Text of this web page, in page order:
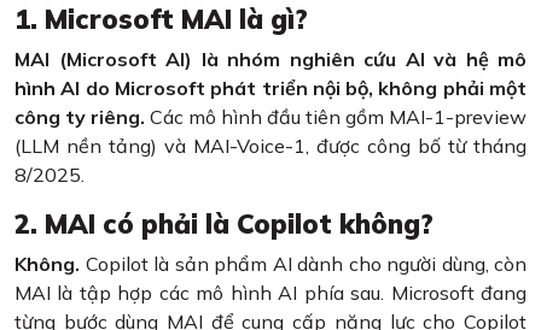
1. Microsoft MAI là gì?
MAI (Microsoft AI) là nhóm nghiên cứu AI và hệ mô
hình AI do Microsoft phát triển nội bộ, không phải một
công ty riêng. Các mô hình đầu tiên gồm MAI-1-preview
(LLM nền tảng) và MAI-Voice-1, được công bố từ tháng
8/2025.
2. MAI có phải là Copilot không?
Không. Copilot là sản phẩm AI dành cho người dùng, còn
MAI là tập hợp các mô hình AI phía sau. Microsoft đang
từng bước dùng MAI để cung cấp năng lực cho Copilot